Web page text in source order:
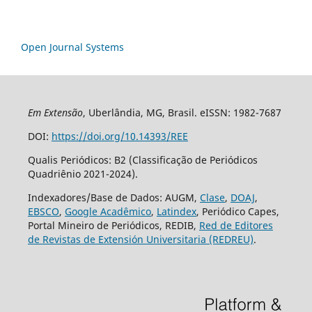
Open Journal Systems
Em Extensão, Uberlândia, MG, Brasil. eISSN: 1982-7687
DOI: https://doi.org/10.14393/REE
Qualis Periódicos: B2 (Classificação de Periódicos
Quadriênio 2021-2024).
Indexadores/Base de Dados: AUGM, Clase, DOAJ,
EBSCO, Google Acadêmico, Latindex, Periódico Capes,
Portal Mineiro de Periódicos, REDIB, Red de Editores
de Revistas de Extensión Universitaria (REDREU).